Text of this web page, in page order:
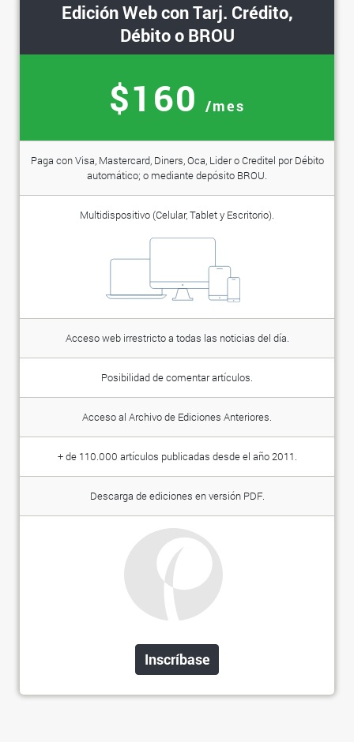
Edición Web con Tarj. Crédito,
Débito o BROU
$160 /mes
Paga con Visa, Mastercard, Diners, Oca, Lider o Creditel por Débito
automático; o mediante depósito BROU.
Multidispositivo (Celular, Tablet y Escritorio).
Acceso web irrestricto a todas las noticias del día.
Posibilidad de comentar artículos.
Acceso al Archivo de Ediciones Anteriores.
+ de 110.000 artículos publicadas desde el año 2011.
Descarga de ediciones en versión PDF.
Inscríbase